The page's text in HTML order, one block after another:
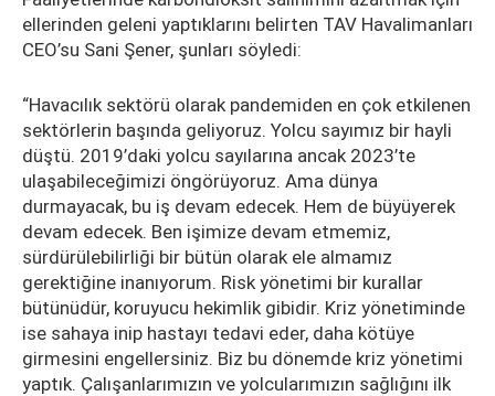
ellerinden geleni yaptıklarını belirten TAV Havalimanları
CEO’su Sani Şener, şunları söyledi:
“Havacılık sektörü olarak pandemiden en çok etkilenen
sektörlerin başında geliyoruz. Yolcu sayımız bir hayli
düştü. 2019’daki yolcu sayılarına ancak 2023’te
ulaşabileceğimizi öngörüyoruz. Ama dünya
durmayacak, bu iş devam edecek. Hem de büyüyerek
devam edecek. Ben işimize devam etmemiz,
sürdürülebilirliği bir bütün olarak ele almamız
gerektiğine inanıyorum. Risk yönetimi bir kurallar
bütünüdür, koruyucu hekimlik gibidir. Kriz yönetiminde
ise sahaya inip hastayı tedavi eder, daha kötüye
girmesini engellersiniz. Biz bu dönemde kriz yönetimi
yaptık. Çalışanlarımızın ve yolcularımızın sağlığını ilk